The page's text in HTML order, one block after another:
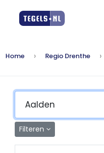
Home Regio Drenthe
Filteren